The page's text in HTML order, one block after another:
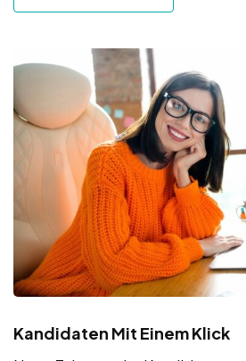
Kandidaten Mit Einem Klick